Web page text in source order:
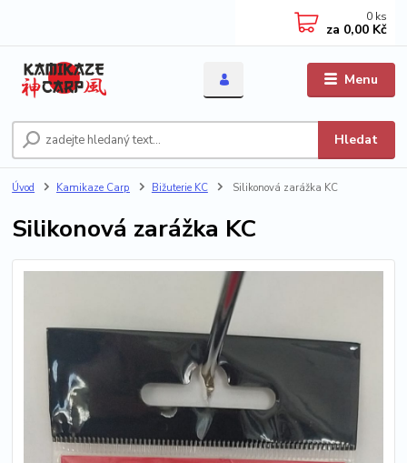
Menu
Hledat
0 ks
za 0,00 Kč
Úvod Kamikaze Carp Bižuterie KC Silikonová zarážka KC
Silikonová zarážka KC